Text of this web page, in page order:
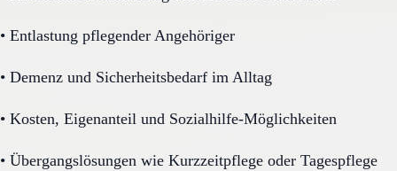
• Entlastung pflegender Angehöriger
• Demenz und Sicherheitsbedarf im Alltag
• Kosten, Eigenanteil und Sozialhilfe-Möglichkeiten
• Übergangslösungen wie Kurzzeitpflege oder Tagespflege